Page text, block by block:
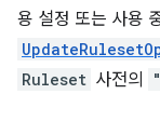
용 설정 또는 사용
Ruleset 사전의